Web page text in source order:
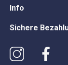
Info
Sichere